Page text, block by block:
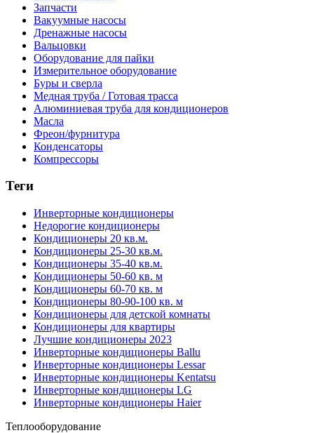
Запчасти
Вакуумные насосы
Дренажные насосы
Вальцовки
Оборудование для пайки
Измерительное оборудование
Буры и сверла
Медная труба / Готовая трасса
Алюминиевая труба для кондиционеров
Масла
Фреон/фурнитура
Конденсаторы
Компрессоры
Теги
Инверторные кондиционеры
Недорогие кондиционеры
Кондиционеры 20 кв.м.
Кондиционеры 25-30 кв.м.
Кондиционеры 35-40 кв.м.
Кондиционеры 50-60 кв. м
Кондиционеры 60-70 кв. м
Кондиционеры 80-90-100 кв. м
Кондиционеры для детской комнаты
Кондиционеры для квартиры
Лучшие кондиционеры 2023
Инверторные кондиционеры Ballu
Инверторные кондиционеры Lessar
Инверторные кондиционеры Kentatsu
Инверторные кондиционеры LG
Инверторные кондиционеры Haier
Теплооборудование